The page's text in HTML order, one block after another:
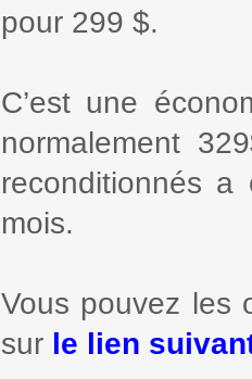
pour 299 $.
C’est une
normalement
reconditionnés
mois.
Vous pouvez les
sur le lien